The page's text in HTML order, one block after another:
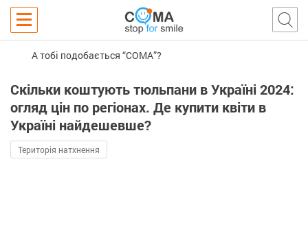
А тобі подобається “COMA”?
Скільки коштують тюльпани в Україні 2024:
огляд цін по регіонах. Де купити квіти в
Україні найдешевше?
Територія натхнення